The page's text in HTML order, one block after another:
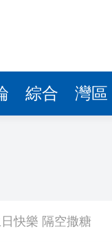
綜合 灣區
快樂 隔空撒糖